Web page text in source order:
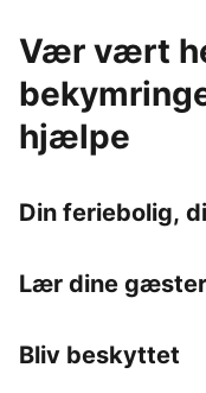
Vær vært
hjælpe
Din feriebolig,
Lær dine
Bliv beskyttet